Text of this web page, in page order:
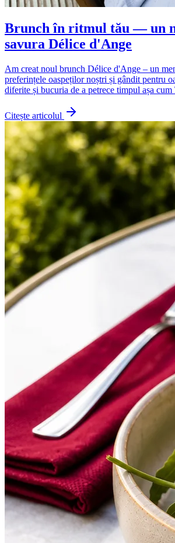
Brunch în ritmul tău — un
savura Délice d'Ange
Am creat noul brunch Délice d'Ange – un
preferințele oaspeților noștri și gândit pentru
diferite și bucuria de a petrece timpul așa cum
Citește articolul